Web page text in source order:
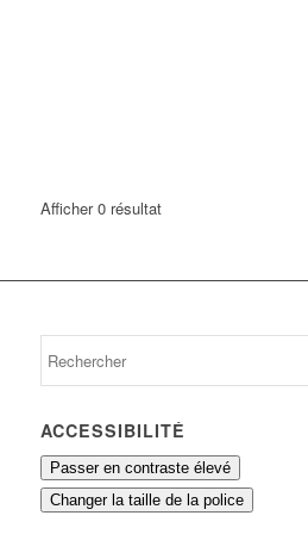
Afficher 0 résultat
ACCESSIBILITÉ
Passer en contraste élevé
Changer la taille de la police